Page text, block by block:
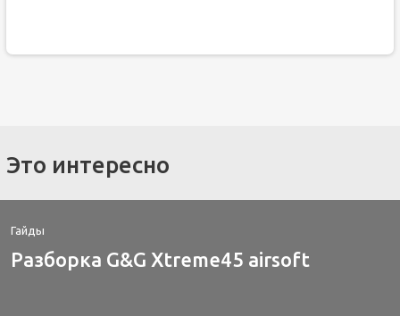
Это интересно
Гайды
Разборка G&G Xtreme45 airsoft